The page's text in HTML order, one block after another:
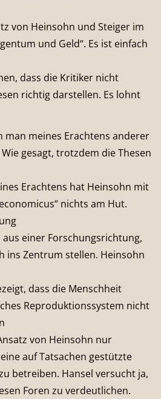
von Heinsohn und Steiger im
und Geld“. Es ist einfach
dass die Kritiker nicht
richtig darstellen. Es lohnt
man meines Erachtens anderer
gesagt, trotzdem die Thesen
Erachtens hat Heinsohn mit
nichts am Hut.
einer Forschungsrichtung,
ins Zentrum stellen. Heinsohn
dass die Menschheit
Reproduktionssystem nicht
von Heinsohn nur
auf Tatsachen gestützte
betreiben. Hansel versucht ja,
Foren zu verdeutlichen.